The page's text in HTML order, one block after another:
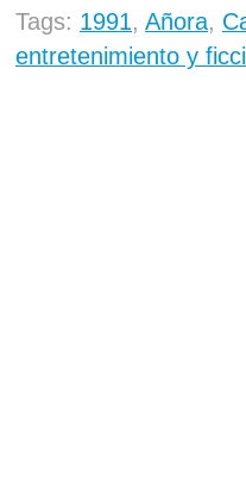
Tags: 1991, Añora,
entretenimiento y